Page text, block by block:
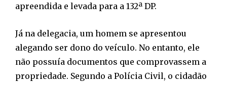
apreendida e levada para a 132ª DP.
Já na delegacia, um homem se apresentou
alegando ser dono do veículo. No entanto, ele
não possuía documentos que comprovassem a
propriedade. Segundo a Polícia Civil, o cidadão